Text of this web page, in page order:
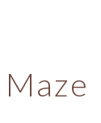
Maze